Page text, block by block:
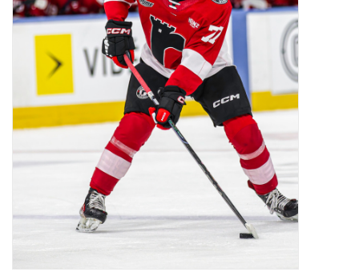
Liquidation